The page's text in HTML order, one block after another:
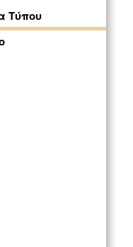
Τύπου